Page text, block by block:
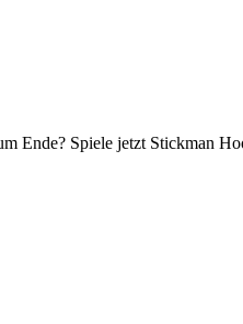
Ende? Spiele jetzt Stickman